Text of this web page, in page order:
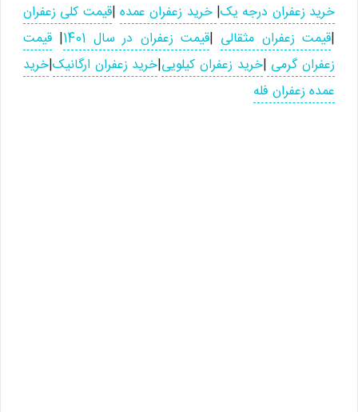
خرید زعفران درجه یک| خرید زعفران عمده|قیمت کلی زعفران
|قیمت زعفران مثقالی |قیمت زعفران در سال 1401 | قیمت
زعفران گرمی |خرید زعفران کیلویی|خرید زعفران ارگانیک|خرید
عمده زعفران فله